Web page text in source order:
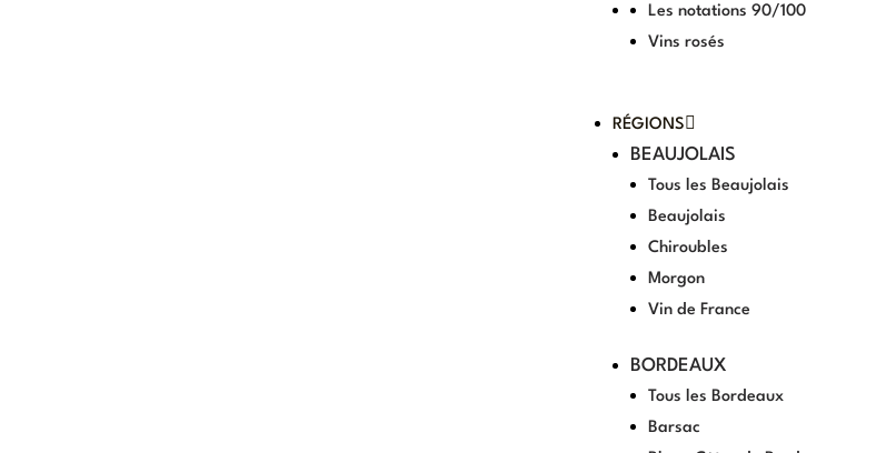
Les notations 90/100
Vins rosés
RÉGIONS
BEAUJOLAIS
Tous les Beaujolais
Beaujolais
Chiroubles
Morgon
Vin de France
BORDEAUX
Tous les Bordeaux
Barsac